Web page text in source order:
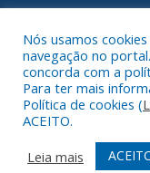
Nós usamos
navegação no
concorda com a
Para ter mais
Política de cookies (
ACEITO.
Leia mais